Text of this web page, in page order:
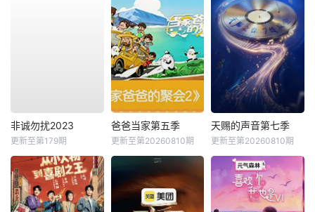
非诚勿扰2023
更新至第179期
爸爸当家第五季
更新至第20260810期
天赐的声音第七季
更新至第20260810期